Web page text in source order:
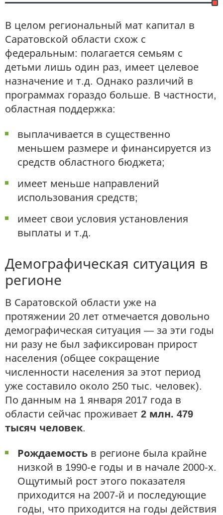
В целом региональный мат капитал в
Саратовской области схож с
федеральным: полагается семьям с
детьми лишь один раз, имеет целевое
назначение и т.д. Однако различий в
программах гораздо больше. В частности,
областная поддержка:
выплачивается в существенно
меньшем размере и финансируется из
средств областного бюджета;
имеет меньше направлений
использования средств;
имеет свои условия установления
выплаты и т.д.
Демографическая ситуация в
регионе
В Саратовской области уже на
протяжении 20 лет отмечается довольно
демографическая ситуация — за эти годы
ни разу не был зафиксирован прирост
населения (общее сокращение
численности населения за этот период
уже составило около 250 тыс. человек).
По данным на 1 января 2017 года в
области сейчас проживает 2 млн. 479
тысяч человек.
Рождаемость в регионе была крайне
низкой в 1990-е годы и в начале 2000-х.
Ощутимый рост этого показателя
приходится на 2007-й и последующие
годы, что приходится на годы действия